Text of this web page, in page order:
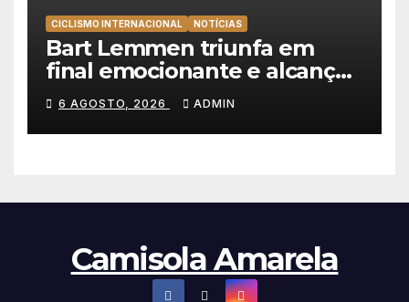
CICLISMO INTERNACIONAL NOTÍCIAS
Bart Lemmen triunfa em
final emocionante e alcança
a primeira vitória da carreira
na Volta à Polónia
6 AGOSTO, 2026 ADMIN
Camisola Amarela